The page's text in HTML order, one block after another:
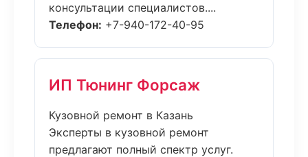
консультации специалистов....
Телефон: +7-940-172-40-95
ИП Тюнинг Форсаж
Кузовной ремонт в Казань
Эксперты в кузовной ремонт
предлагают полный спектр услуг.